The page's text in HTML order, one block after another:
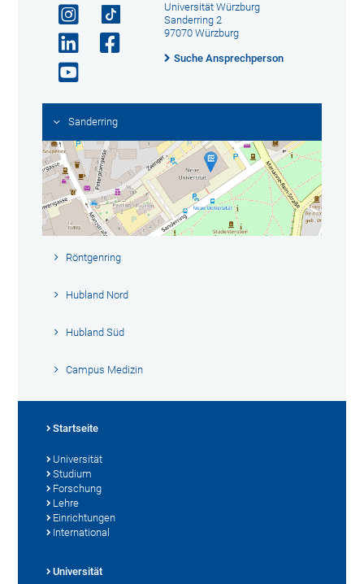
Universität Würzburg
Sanderring 2
97070 Würzburg
Suche Ansprechperson
Sanderring
Röntgenring
Hubland Nord
Hubland Süd
Campus Medizin
Startseite
Universität
Studium
Forschung
Lehre
Einrichtungen
International
Universität